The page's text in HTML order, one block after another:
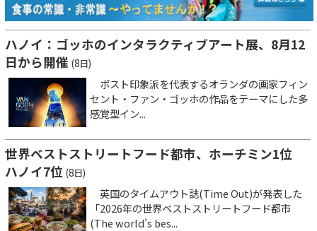
ハノイ：ゴッホのインタラクティブアート展、8月12
日から開催 (8日)
ポスト印象派を代表するオランダの画家フィン
セント・ファン・ゴッホの作品をテーマにした多
感覚型イン...
世界ベストストリートフード都市、ホーチミン1位
ハノイ7位 (8日)
英国のタイムアウト誌(Time Out)が発表した
「2026年の世界ベストストリートフード都市
(The world’s bes...